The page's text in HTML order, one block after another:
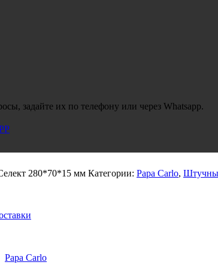
задайте их по телефону или через Whatsapp.
280*70*15 мм Категории: Papa Carlo,
Papa Carlo